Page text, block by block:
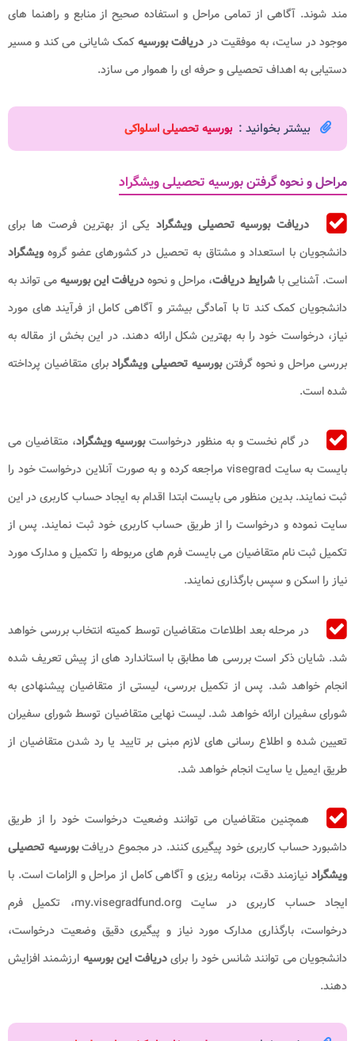
‌مند شوند. آگاهی از تمامی مراحل و استفاده صحیح از منابع و راهنما های
موجود در سایت، به موفقیت در دریافت بورسیهکمک شایانی می‌ کند و مسیر
دستیابی به اهداف تحصیلی و حرفه‌ ای را هموار می‌ سازد.
بیشتر بخوانید : بورسیه تحصیلی اسلواکی
مراحل و نحوه گرفتن بورسیه تحصیلی ویشگراد
دریافت بورسیه تحصیلی ویشگراد یکی از بهترین فرصت ‌ها برای
دانشجویان با استعداد و مشتاق به تحصیل در کشورهای عضو گروه ویشگراد
است. آشنایی با شرایط دریافت، مراحل و نحوهدریافت این بورسیهمی‌ تواند به
دانشجویان کمک کند تا با آمادگی بیشتر و آگاهی کامل از فرآیند های مورد
نیاز، درخواست خود را به بهترین شکل ارائه دهند. در این بخش از مقاله به
بررسی مراحل و نحوه گرفتنبورسیه تحصیلی ویشگرادبرای متقاضیان پرداخته
شده است.
در گام نخست و به منظور درخواستبورسیه ویشگراد، متقاضیان می
بایست به سایت visegrad مراجعه کرده و به صورت آنلاین درخواست خود را
ثبت نمایند. بدین منظور می بایست ابتدا اقدام به ایجاد حساب کاربری در این
سایت نموده و درخواست را از طریق حساب کاربری خود ثبت نمایند. پس از
تکمیل ثبت نام متقاضیان می بایست فرم های مربوطه را تکمیل و مدارک مورد
نیاز را اسکن و سپس بارگذاری نمایند.
در مرحله بعد اطلاعات متقاضیان توسط کمیته انتخاب بررسی خواهد
شد. شایان ذکر است بررسی ها مطابق با استاندارد های از پیش تعریف شده
انجام خواهد شد. پس از تکمیل بررسی، لیستی از متقاضیان پیشنهادی به
شورای سفیران ارائه خواهد شد. لیست نهایی متقاضیان توسط شورای سفیران
تعیین شده و اطلاع رسانی های لازم مبنی بر تایید یا رد شدن متقاضیان از
طریق ایمیل یا سایت انجام خواهد شد.
همچنین متقاضیان می ‌توانند وضعیت درخواست خود را از طریق
داشبورد حساب کاربری خود پیگیری کنند. در مجموع دریافتبورسیه تحصیلی
ویشگراد نیازمند دقت، برنامه ‌ریزی و آگاهی کامل از مراحل و الزامات است. با
ایجاد حساب کاربری در سایت my.visegradfund.org، تکمیل فرم
درخواست، بارگذاری مدارک مورد نیاز و پیگیری دقیق وضعیت درخواست،
دانشجویان می‌ توانند شانس خود را برایدریافت این بورسیه ارزشمند افزایش
دهند.